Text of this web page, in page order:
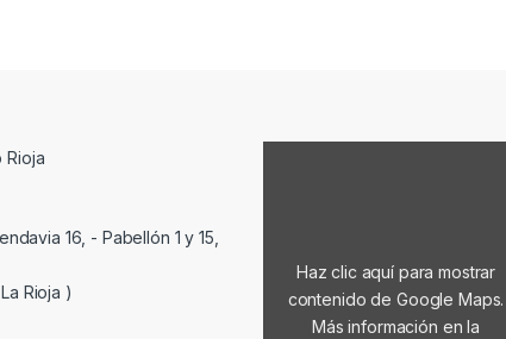
16, - Pabellón 1 y 15,
Rioja )
Haz clic aquí para mostrar
contenido de Google Maps.
Más información en la